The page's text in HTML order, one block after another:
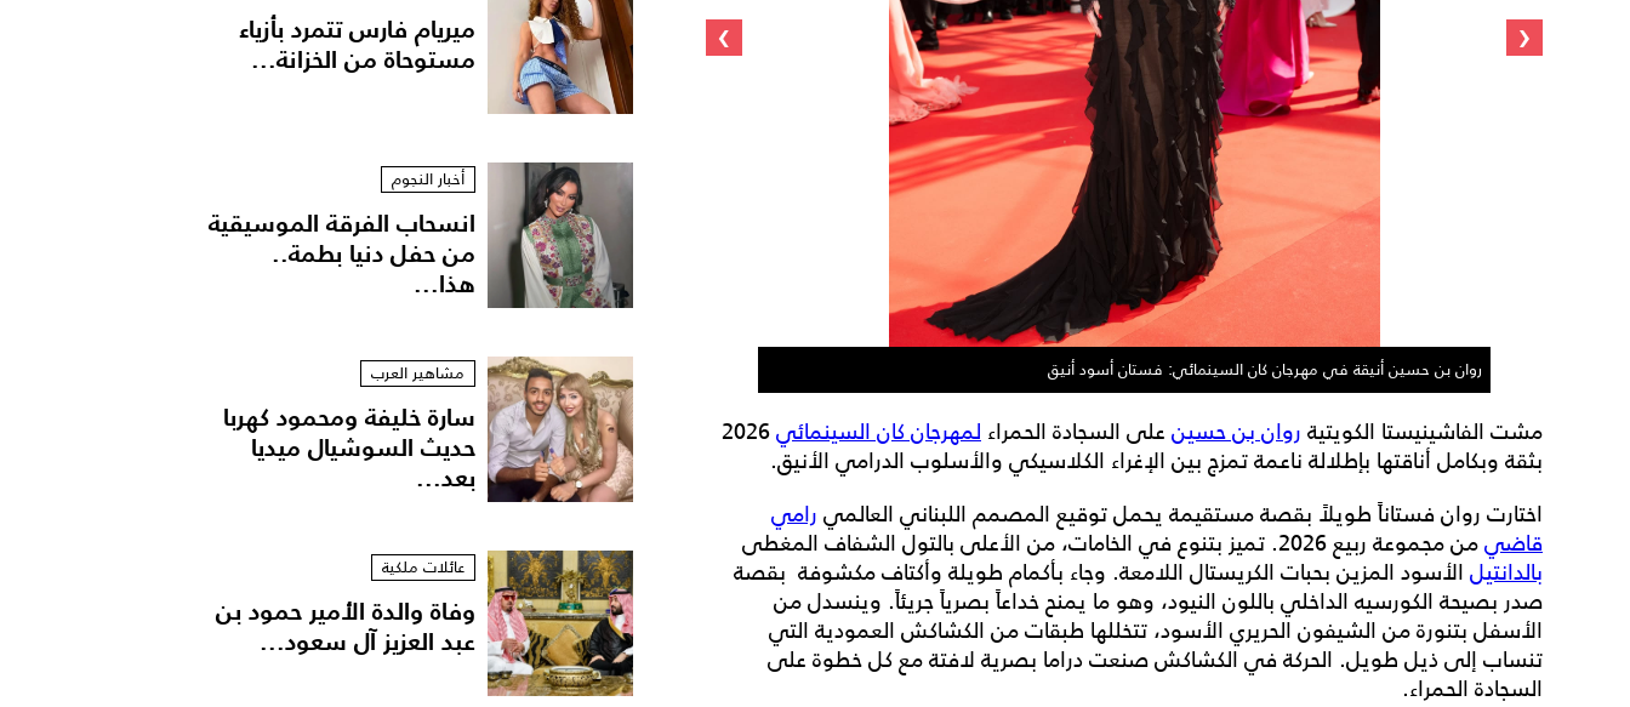
روان بن حسين أنيقة في مهرجان كان السينمائي: فستان أسود أنيق روان بن حسين بفستان أسود أنيق من الدانتيل المطرز
‹
›
مشت الفاشينيستا الكويتية روان بن حسين على السجادة الحمراء لمهرجان كان السينمائي2026
بثقة وبكامل أناقتها بإطلالة ناعمة تمزج بين الإغراء الكلاسيكي والأسلوب الدرامي الأنيق.
اختارت روان فستاناً طويلاً بقصة مستقيمة يحمل توقيع المصمم اللبناني العالمي رامي
قاضيمن مجموعة ربيع 2026. تميز بتنوع في الخامات، من الأعلى بالتول الشفاف المغطى
بالدانتيل الأسود المزين بحبات الكريستال اللامعة. وجاء بأكمام طويلة وأكتاف مكشوفة بقصة
صدر بصيحة الكورسيه الداخلي باللون النيود، وهو ما يمنح خداعاً بصرياً جريئاً. وينسدل من
الأسفل بتنورة من الشيفون الحريري الأسود، تتخللها طبقات من الكشاكش العمودية التي
تنساب إلى ذيل طويل. الحركة في الكشاكش صنعت دراما بصرية لافتة مع كل خطوة على
السجادة الحمراء.
ميريام فارس تتمرد بأزياء
مستوحاة من الخزانة...
أخبار النجوم
انسحاب الفرقة الموسيقية
من حفل دنيا بطمة..
هذا...
مشاهير العرب
سارة خليفة ومحمود كهربا
حديث السوشيال ميديا
بعد...
عائلات ملكية
وفاة والدة الأمير حمود بن
عبد العزيز آل سعود...